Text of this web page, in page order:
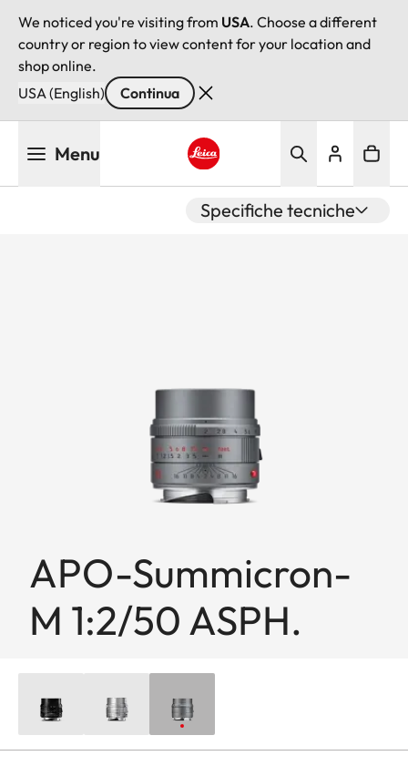
We noticed you're visiting from USA. Choose a different
country or region to view content for your location and
shop online.
USA (English)
Continua
Menu
Specifiche tecniche
APO-Summicron-
M 1:2/50 ASPH.